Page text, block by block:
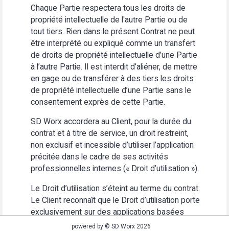
Chaque Partie respectera tous les droits de
propriété intellectuelle de l'autre Partie ou de
tout tiers. Rien dans le présent Contrat ne peut
être interprété ou expliqué comme un transfert
de droits de propriété intellectuelle d’une Partie
à l’autre Partie. Il est interdit d’aliéner, de mettre
en gage ou de transférer à des tiers les droits
de propriété intellectuelle d’une Partie sans le
consentement exprès de cette Partie.
SD Worx accordera au Client, pour la durée du
contrat et à titre de service, un droit restreint,
non exclusif et incessible d’utiliser l’application
précitée dans le cadre de ses activités
professionnelles internes (« Droit d’utilisation »).
Le Droit d’utilisation s’éteint au terme du contrat.
Le Client reconnaît que le Droit d’utilisation porte
exclusivement sur des applications basées
Web. Le Client s’abstiendra (i) d’utiliser
powered by © SD Worx 2026